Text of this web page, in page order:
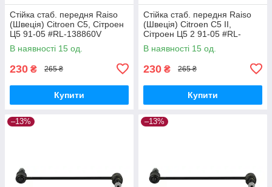
Стійка стаб. передня Raiso
(Швеція) Citroen C5, Сітроен
Ц5 91-05 #RL-138860V
UAPVVRP17
В наявності 15 од.
230 ₴ 265 ₴
Купити
Стійка стаб. передня Raiso
(Швеція) Citroen C5 II,
Сітроен Ц5 2 91-05 #RL-
138860V UAQEZFD17
В наявності 15 од.
230 ₴ 265 ₴
Купити
–13% –13%